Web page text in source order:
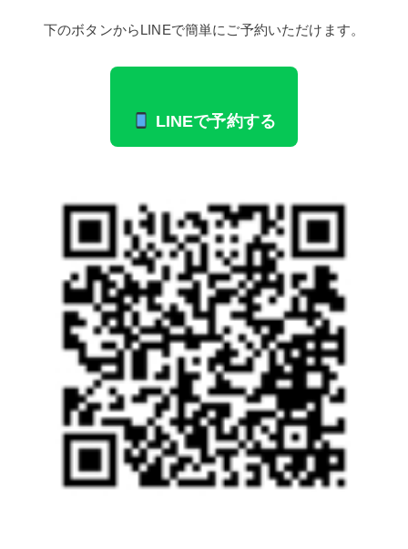
下のボタンからLINEで簡単にご予約いただけます。
LINEで予約する